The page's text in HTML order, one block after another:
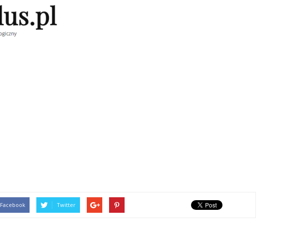
Facebook Twitter